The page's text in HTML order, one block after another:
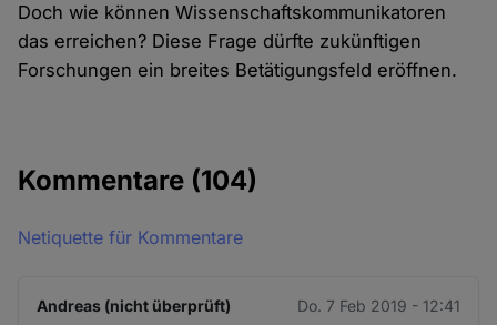
Doch wie können Wissenschaftskommunikatoren
das erreichen? Diese Frage dürfte zukünftigen
Forschungen ein breites Betätigungsfeld eröffnen.
Kommentare (104)
Netiquette für Kommentare
Andreas (nicht überprüft) Do. 7 Feb 2019 - 12:41